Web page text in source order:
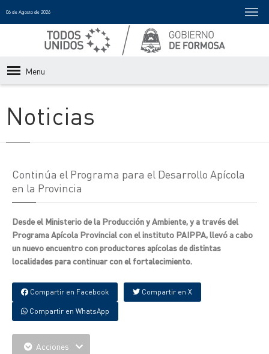
06 de Agosto de 2026
Menu
Noticias
Continúa el Programa para el Desarrollo Apícola
en la Provincia
Desde el Ministerio de la Producción y Ambiente, y a través del
Programa Apícola Provincial con el instituto PAIPPA, llevó a cabo
un nuevo encuentro con productores apícolas de distintas
localidades para continuar con el fortalecimiento.
Compartir en Facebook Compartir en X
Compartir en WhatsApp
Acciones